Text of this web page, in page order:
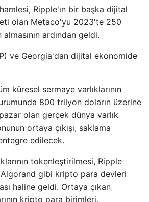
Ripple'ın bir başka dijital
olan Metaco'yu 2023'te 250
ardından geldi.
ve Georgia'dan dijital ekonomide
küresel sermaye varlıklarının
800 trilyon doların üzerine
olan gerçek dünya varlık
ortaya çıkışı, saklama
edilecek.
tokenleştirilmesi, Ripple
gibi kripto para devleri
haline geldi. Ortaya çıkan
kripto para birimleri,